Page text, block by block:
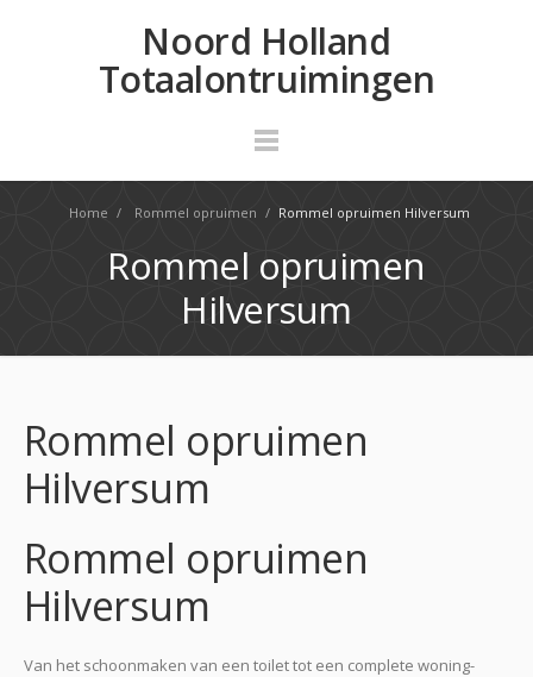
Noord Holland
Totaalontruimingen
Home / Rommel opruimen / Rommel opruimen Hilversum
Rommel opruimen
Hilversum
Rommel opruimen
Hilversum
Rommel opruimen
Hilversum
Van het schoonmaken van een toilet tot een complete woning-